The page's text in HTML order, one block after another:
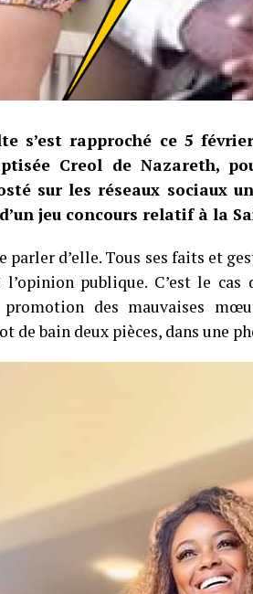
s’est rapproché ce 5
Creol de Nazareth,
sur les réseaux sociaux
jeu concours relatif à la
parler d’elle. Tous ses faits et
l’opinion publique. C’est le
des mauvaises
de bain deux pièces, dans une